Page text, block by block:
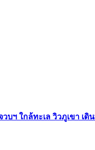
ฯ ใกล้ทะเล วิวภูเขา เดิ